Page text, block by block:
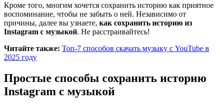
Кроме того, многим хочется сохранить историю как приятное
воспоминание, чтобы не забыть о ней. Независимо от
причины, далее вы узнаете, как сохранить историю из
Instagram с музыкой. Не расстраивайтесь!
Читайте также: Топ-7 способов скачать музыку с YouTube в
2025 году
Простые способы сохранить историю
Instagram с музыкой